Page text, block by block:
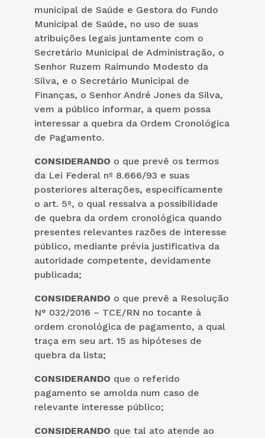
municipal de Saúde e Gestora do Fundo
Municipal de Saúde, no uso de suas
atribuições legais juntamente com o
Secretário Municipal de Administração, o
Senhor Ruzem Raimundo Modesto da
Silva, e o Secretário Municipal de
Finanças, o Senhor André Jones da Silva,
vem a público informar, a quem possa
interessar a quebra da Ordem Cronológica
de Pagamento.
CONSIDERANDO o que prevê os termos
da Lei Federal nº 8.666/93 e suas
posteriores alterações, especificamente
o art. 5º, o qual ressalva a possibilidade
de quebra da ordem cronológica quando
presentes relevantes razões de interesse
público, mediante prévia justificativa da
autoridade competente, devidamente
publicada;
CONSIDERANDO o que prevê a Resolução
N° 032/2016 – TCE/RN no tocante à
ordem cronológica de pagamento, a qual
traça em seu art. 15 as hipóteses de
quebra da lista;
CONSIDERANDO que o referido
pagamento se amolda num caso de
relevante interesse público;
CONSIDERANDO que tal ato atende ao